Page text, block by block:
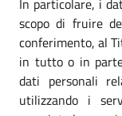
scopo di fruire
conferimento, al
in tutto o in
dati personali
utilizzando i